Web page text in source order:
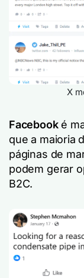
X
Facebooké
que a maioria
páginas de
podem gerar
B2C.